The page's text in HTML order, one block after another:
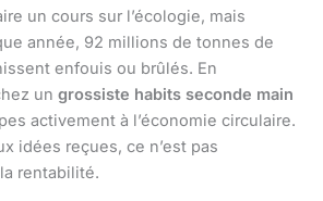
un cours sur l’écologie, mais
année, 92 millions de tonnes de
enfouis ou brûlés. En
un grossiste habits seconde main
activement à l’économie circulaire.
idées reçues, ce n’est pas
rentabilité.